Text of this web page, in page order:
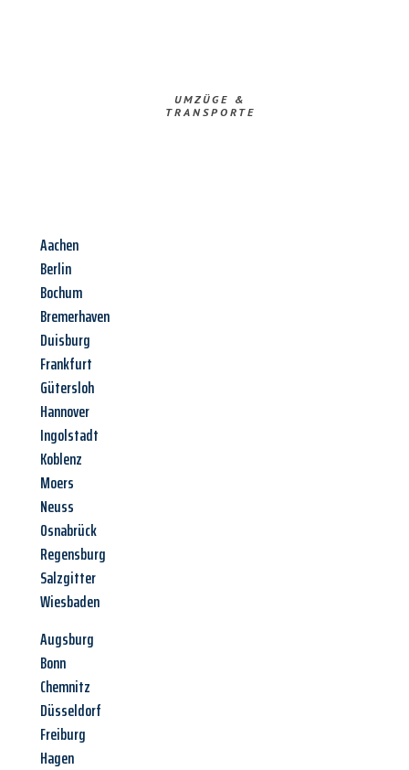
UMZÜGE &
TRANSPORTE
Aachen
Berlin
Bochum
Bremerhaven
Duisburg
Frankfurt
Gütersloh
Hannover
Ingolstadt
Koblenz
Moers
Neuss
Osnabrück
Regensburg
Salzgitter
Wiesbaden
Augsburg
Bonn
Chemnitz
Düsseldorf
Freiburg
Hagen